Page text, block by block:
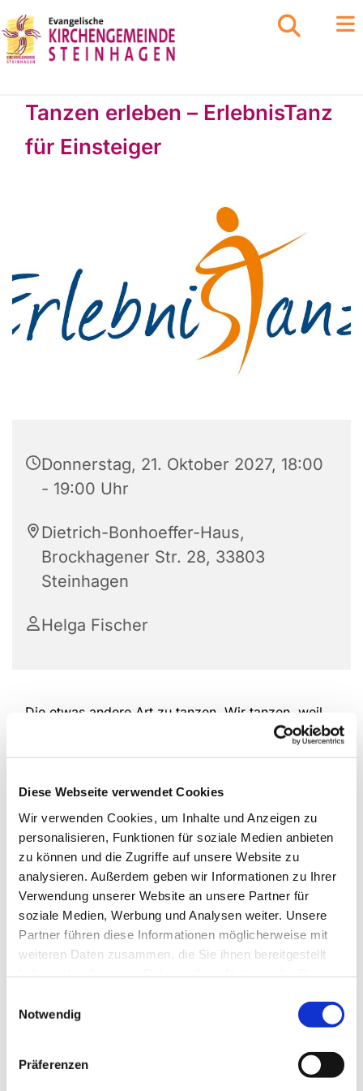
Diese Webseite verwendet Cookies
Wir verwenden Cookies, um Inhalte und Anzeigen zu
personalisieren, Funktionen für soziale Medien anbieten
zu können und die Zugriffe auf unsere Website zu
analysieren. Außerdem geben wir Informationen zu Ihrer
Verwendung unserer Website an unsere Partner für
soziale Medien, Werbung und Analysen weiter. Unsere
Partner führen diese Informationen möglicherweise mit
weiteren Daten zusammen, die Sie ihnen bereitgestellt
Notwendig
Präferenzen
Tanzen erleben – ErlebnisTanz
für Einsteiger
Donnerstag, 21. Oktober 2027, 18:00
- 19:00 Uhr
Dietrich-Bonhoeffer-Haus,
Brockhagener Str. 28, 33803
Steinhagen
Helga Fischer
Die etwas andere Art zu tanzen. Wir tanzen, weil
es uns Freude macht, unserer Gesundheit gut tut
abwechslungsreiche Tänze, die uns fordern und
fördern.
Wenden Sie sich für die Donnerstagstermine bitte
an Frau Helga Fischer Tel.: 7731
ww.erlebnis-tanz.de